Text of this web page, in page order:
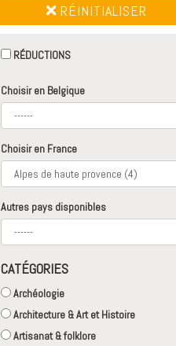
RÉINITIALISER
RÉDUCTIONS
Choisir en Belgique
Choisir en France
Autres pays disponibles
CATÉGORIES
Archéologie
Architecture & Art et Histoire
Artisanat & folklore